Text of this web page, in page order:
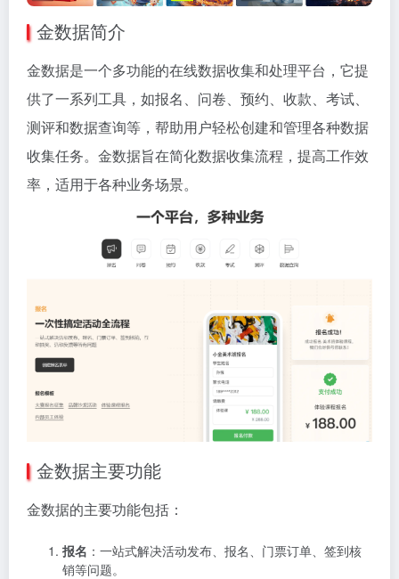
金数据简介
金数据是一个多功能的在线数据收集和处理平台，它提
供了一系列工具，如报名、问卷、预约、收款、考试、
测评和数据查询等，帮助用户轻松创建和管理各种数据
收集任务。金数据旨在简化数据收集流程，提高工作效
率，适用于各种业务场景。
金数据主要功能
金数据的主要功能包括：
报名 ：一站式解决活动发布、报名、门票订单、签到核
销等问题。